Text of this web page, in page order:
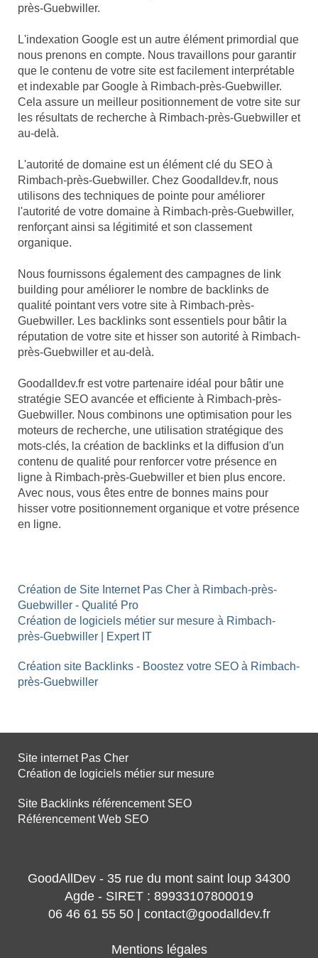
près-Guebwiller.
L'indexation Google est un autre élément primordial que
nous prenons en compte. Nous travaillons pour garantir
que le contenu de votre site est facilement interprétable
et indexable par Google à Rimbach-près-Guebwiller.
Cela assure un meilleur positionnement de votre site sur
les résultats de recherche à Rimbach-près-Guebwiller et
au-delà.
L'autorité de domaine est un élément clé du SEO à
Rimbach-près-Guebwiller. Chez Goodalldev.fr, nous
utilisons des techniques de pointe pour améliorer
l'autorité de votre domaine à Rimbach-près-Guebwiller,
renforçant ainsi sa légitimité et son classement
organique.
Nous fournissons également des campagnes de link
building pour améliorer le nombre de backlinks de
qualité pointant vers votre site à Rimbach-près-
Guebwiller. Les backlinks sont essentiels pour bâtir la
réputation de votre site et hisser son autorité à Rimbach-
près-Guebwiller et au-delà.
Goodalldev.fr est votre partenaire idéal pour bâtir une
stratégie SEO avancée et efficiente à Rimbach-près-
Guebwiller. Nous combinons une optimisation pour les
moteurs de recherche, une utilisation stratégique des
mots-clés, la création de backlinks et la diffusion d'un
contenu de qualité pour renforcer votre présence en
ligne à Rimbach-près-Guebwiller et bien plus encore.
Avec nous, vous êtes entre de bonnes mains pour
hisser votre positionnement organique et votre présence
en ligne.
Création de Site Internet Pas Cher à Rimbach-près-
Guebwiller - Qualité Pro
Création de logiciels métier sur mesure à Rimbach-
près-Guebwiller | Expert IT
Création site Backlinks - Boostez votre SEO à Rimbach-
près-Guebwiller
Site internet Pas Cher
Création de logiciels métier sur mesure
Site Backlinks référencement SEO
Référencement Web SEO
GoodAllDev - 35 rue du mont saint loup 34300
Agde - SIRET : 89933107800019
06 46 61 55 50 | contact@goodalldev.fr
Mentions légales